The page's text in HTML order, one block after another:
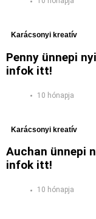
Karácsonyi kreatív
Penny ünnepi
infok itt!
10 hónapja
Karácsonyi kreatív
Auchan ünnepi
infok itt!
10 hónapja